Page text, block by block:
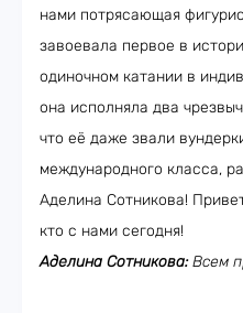
нами потрясающая
завоевала первое в
одиночном катании в
она исполняла два
что её даже звали
международного класса,
Аделина Сотникова!
кто с нами сегодня!
Аделина Сотникова:Всем